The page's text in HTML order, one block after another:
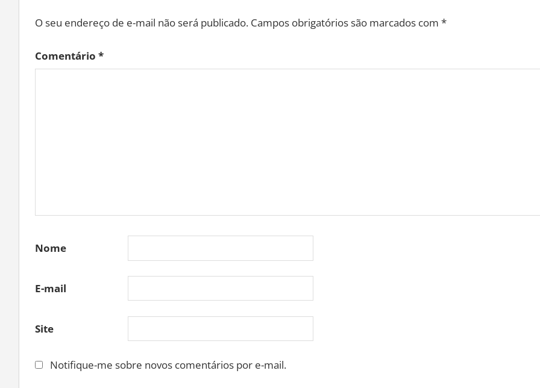
O seu endereço de e-mail não será publicado. Campos obrigatórios são marcados com *
Comentário *
Nome
E-mail
Site
Notifique-me sobre novos comentários por e-mail.